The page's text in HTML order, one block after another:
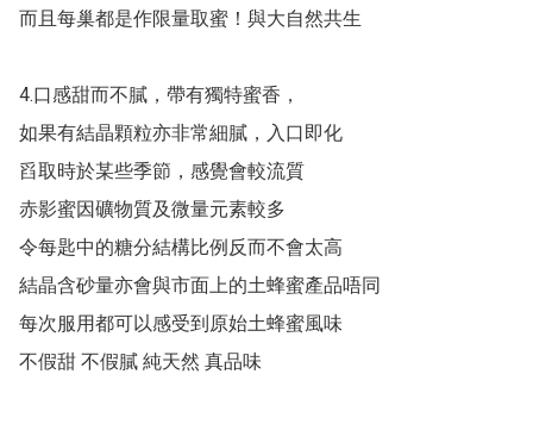
而且每巢都是作限量取蜜！與大自然共生
4.口感甜而不膩，帶有獨特蜜香，
如果有結晶顆粒亦非常細膩，入口即化
舀取時於某些季節，感覺會較流質
赤影蜜因礦物質及微量元素較多
令每匙中的糖分結構比例反而不會太高
結晶含砂量亦會與市面上的土蜂蜜產品唔同
每次服用都可以感受到原始土蜂蜜風味
不假甜 不假膩 純天然 真品味